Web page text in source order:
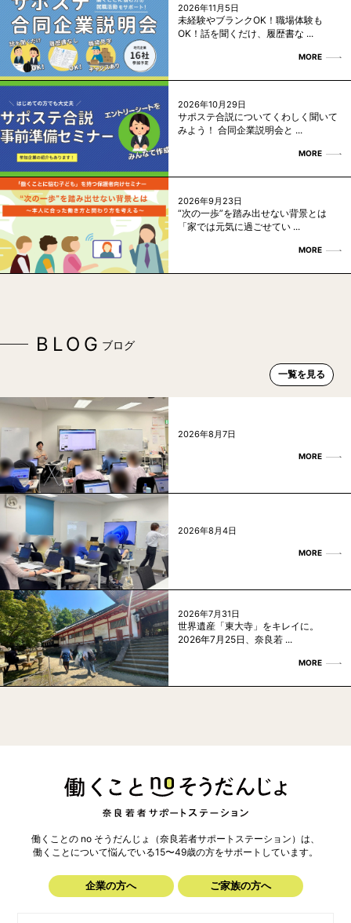
2026年11月5日
未経験やブランクOK！職場体験も
OK！話を聞くだけ、履歴書な ...
MORE
2026年10月29日
サポステ合説についてくわしく聞いて
みよう！ 合同企業説明会と ...
MORE
2026年9月23日
“次の一歩”を踏み出せない背景とは
「家では元気に過ごせてい ...
MORE
BLOG ブログ
一覧を見る
2026年8月7日
MORE
2026年8月4日
MORE
2026年7月31日
世界遺産「東大寺」をキレイに。
2026年7月25日、奈良若 ...
MORE
働くことの no そうだんじょ（奈良若者サポートステーション）は、
働くことについて悩んでいる15〜49歳の方をサポートしています。
企業の方へ ご家族の方へ